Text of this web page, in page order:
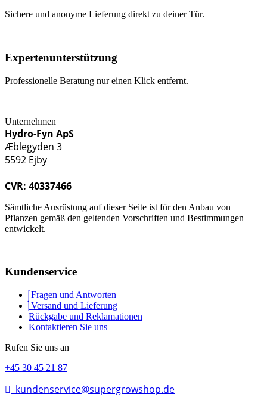
Sichere und anonyme Lieferung direkt zu deiner Tür.
Expertenunterstützung
Professionelle Beratung nur einen Klick entfernt.
Unternehmen
Hydro-Fyn ApS
Æblegyden 3
5592 Ejby
CVR: 40337466
Sämtliche Ausrüstung auf dieser Seite ist für den Anbau von
Pflanzen gemäß den geltenden Vorschriften und Bestimmungen
entwickelt.
Kundenservice
Fragen und Antworten
Versand und Lieferung
Rückgabe und Reklamationen
Kontaktieren Sie uns
Rufen Sie uns an
+45 30 45 21 87
kundenservice@supergrowshop.de